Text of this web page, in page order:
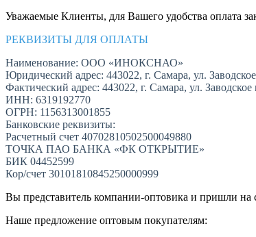
Уважаемые Клиенты, для Вашего удобства оплата
РЕКВИЗИТЫ ДЛЯ ОПЛАТЫ
Наименование: ООО «ИНОКСНАО»
Юридический адрес: 443022, г. Самара, ул.
Фактический адрес: 443022, г. Самара, ул.
ИНН: 6319192770
ОГРН: 1156313001855
Банковские реквизиты:
Расчетный счет 40702810502500049880
ТОЧКА ПАО БАНКА «ФК ОТКРЫТИЕ»
БИК 04452599
Кор/счет 30101810845250000999
Вы представитель компании-оптовика и пришли
Наше предложение оптовым покупателям: